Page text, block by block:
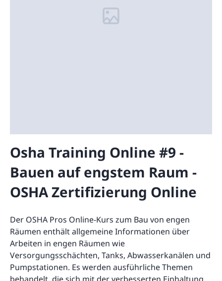
Osha Training Online #9 -
Bauen auf engstem Raum -
OSHA Zertifizierung Online
Der OSHA Pros Online-Kurs zum Bau von engen
Räumen enthält allgemeine Informationen über
Arbeiten in engen Räumen wie
Versorgungsschächten, Tanks, Abwasserkanälen und
Pumpstationen. Es werden ausführliche Themen
behandelt, die sich mit der verbesserten Einhaltung